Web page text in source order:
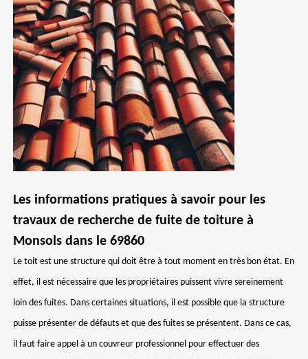
Les informations pratiques à savoir pour les
travaux de recherche de fuite de toiture à
Monsols dans le 69860
Le toit est une structure qui doit être à tout moment en très bon état. En
effet, il est nécessaire que les propriétaires puissent vivre sereinement
loin des fuites. Dans certaines situations, il est possible que la structure
puisse présenter de défauts et que des fuites se présentent. Dans ce cas,
il faut faire appel à un couvreur professionnel pour effectuer des